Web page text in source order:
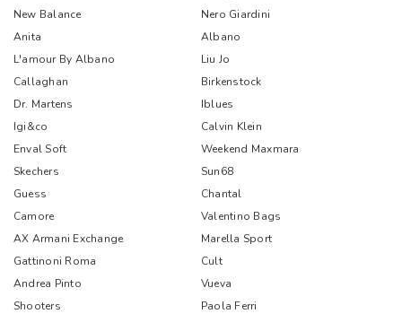
New Balance
Nero Giardini
Anita
Albano
L'amour By Albano
Liu Jo
Callaghan
Birkenstock
Dr. Martens
Iblues
Igi&co
Calvin Klein
Enval Soft
Weekend Maxmara
Skechers
Sun68
Guess
Chantal
Camore
Valentino Bags
AX Armani Exchange
Marella Sport
Gattinoni Roma
Cult
Andrea Pinto
Vueva
Shooters
Paola Ferri